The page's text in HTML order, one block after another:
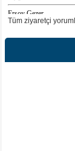
Ersoy Gezer
Sayın başkanım ve
saygılar sunarım
Siteniz çok güzel
Tüm ziyaretçi